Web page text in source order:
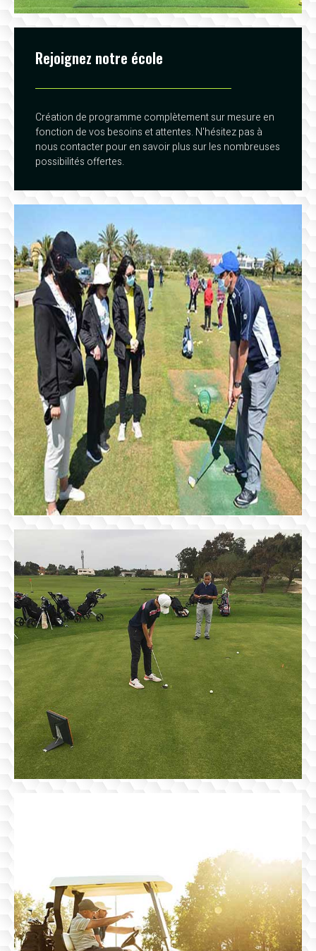
Rejoignez notre école
Création de programme complètement sur mesure en
fonction de vos besoins et attentes. N'hésitez pas à
nous contacter pour en savoir plus sur les nombreuses
possibilités offertes.